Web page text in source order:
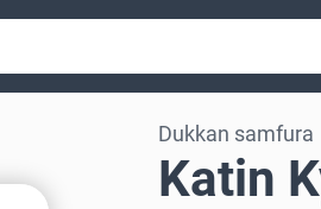
Dukkan samfura
Katin